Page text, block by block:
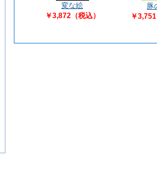
変な絵
￥3,872（税込）
豚
￥